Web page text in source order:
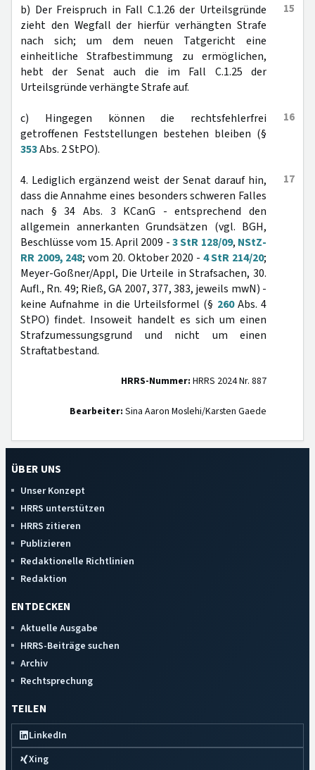
15
b) Der Freispruch in Fall C.1.26 der Urteilsgründe
zieht den Wegfall der hierfür verhängten Strafe
nach sich; um dem neuen Tatgericht eine
einheitliche Strafbestimmung zu ermöglichen,
hebt der Senat auch die im Fall C.1.25 der
Urteilsgründe verhängte Strafe auf.
16
c) Hingegen können die rechtsfehlerfrei
getroffenen Feststellungen bestehen bleiben (§
353Abs. 2 StPO).
17
4. Lediglich ergänzend weist der Senat darauf hin,
dass die Annahme eines besonders schweren Falles
nach § 34 Abs. 3 KCanG - entsprechend den
allgemein annerkanten Grundsätzen (vgl. BGH,
Beschlüsse vom 15. April 2009 -3 StR 128/09, NStZ-
RR 2009, 248; vom 20. Oktober 2020 - 4 StR 214/20;
Meyer-Goßner/Appl, Die Urteile in Strafsachen, 30.
Aufl., Rn. 49; Rieß, GA 2007, 377, 383, jeweils mwN) -
keine Aufnahme in die Urteilsformel (§ 260Abs. 4
StPO) findet. Insoweit handelt es sich um einen
Strafzumessungsgrund und nicht um einen
Straftatbestand.
HRRS-Nummer: HRRS 2024 Nr. 887
Bearbeiter: Sina Aaron Moslehi/Karsten Gaede
ÜBER UNS
Unser Konzept
HRRS unterstützen
HRRS zitieren
Publizieren
Redaktionelle Richtlinien
Redaktion
ENTDECKEN
Aktuelle Ausgabe
HRRS-Beiträge suchen
Archiv
Rechtsprechung
TEILEN
LinkedIn
Xing